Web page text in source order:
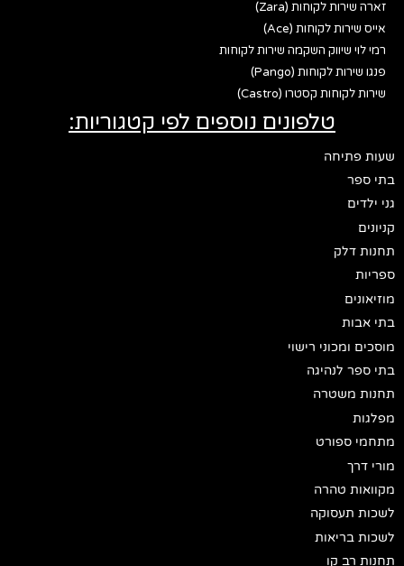
זארה שירות לקוחות (Zara)
אייס שירות לקוחות (Ace)
רמי לוי שיווק השקמה שירות לקוחות
פנגו שירות לקוחות (Pango)
שירות לקוחות קסטרו (Castro)
טלפונים נוספים לפי קטגוריות:
שעות פתיחה
בתי ספר
גני ילדים
קניונים
תחנות דלק
ספריות
מוזיאונים
בתי אבות
מוסכים ומכוני רישוי
בתי ספר לנהיגה
תחנות משטרה
מפלגות
מתחמי ספורט
מורי דרך
מקוואות טהרה
לשכות תעסוקה
לשכות בריאות
תחנות רב קו